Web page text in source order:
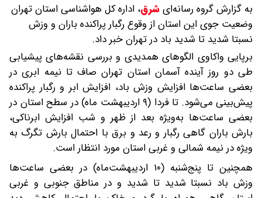
به گزارش گروه رسانه‌ایشرق، اداره کل هواشناسی استان تهران
وضعیت جوی این استان از وقوع رگبار پراکنده باران و وزش
نسبتا شدید تا شدید باد در تهران خبر داد.
برپایی واکاوی الگوهای همدیدی و بررسی نقشه‌های پیشیابی
طی دو روز آینده آسمان استان تهران صاف تا نیمه ابری در
بعضی ساعت‌ها افزایش وزش باد، افزایش ابر و رگبار پراکنده
پیش‌بینی می‌شود. تا فردا (۹ اردیبهشت ماه) در سطح استان در
بعضی ساعت‌ها به‌ویژه بعد از ظهر و شب افزایش ابرناکی،
بارش باران گاهی رگبار و رعد و برق با احتمال بارش تگرگ به
ویژه در نیمه شمالی و غربی استان مورد انتظار است.
همچنین تا پنج‌شنبه (۱۰ اردیبهشت‌ماه) در بعضی ساعت‌ها
وزش باد نسبتا شدید تا شدید و در مناطق جنوبی و غربی